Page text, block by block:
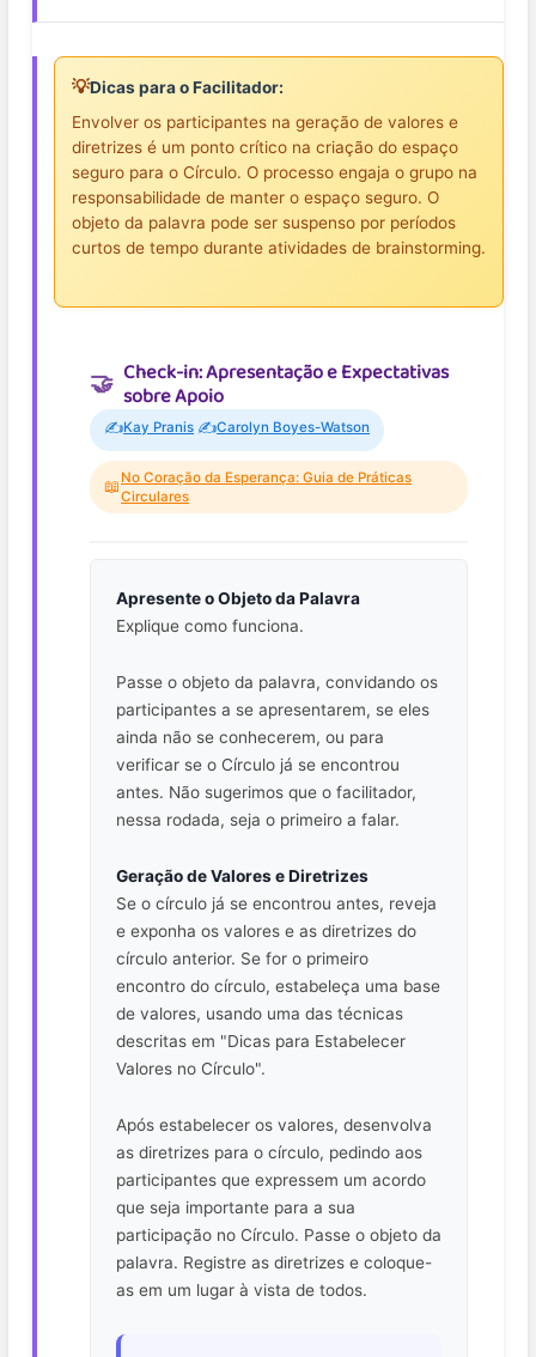
💡Dicas para o Facilitador:
Envolver os participantes na geração de valores e
diretrizes é um ponto crítico na criação do espaço
seguro para o Círculo. O processo engaja o grupo na
responsabilidade de manter o espaço seguro. O
objeto da palavra pode ser suspenso por períodos
curtos de tempo durante atividades de brainstorming.
Check-in: Apresentação e Expectativas
sobre Apoio
✍️Kay Pranis ✍️Carolyn Boyes-Watson
📖No Coração da Esperança: Guia de Práticas
Circulares
Apresente o Objeto da Palavra
Explique como funciona.
Passe o objeto da palavra, convidando os
participantes a se apresentarem, se eles
ainda não se conhecerem, ou para
verificar se o Círculo já se encontrou
antes. Não sugerimos que o facilitador,
nessa rodada, seja o primeiro a falar.
Geração de Valores e Diretrizes
Se o círculo já se encontrou antes, reveja
e exponha os valores e as diretrizes do
círculo anterior. Se for o primeiro
encontro do círculo, estabeleça uma base
de valores, usando uma das técnicas
descritas em "Dicas para Estabelecer
Valores no Círculo".
Após estabelecer os valores, desenvolva
as diretrizes para o círculo, pedindo aos
participantes que expressem um acordo
que seja importante para a sua
participação no Círculo. Passe o objeto da
palavra. Registre as diretrizes e coloque-
as em um lugar à vista de todos.